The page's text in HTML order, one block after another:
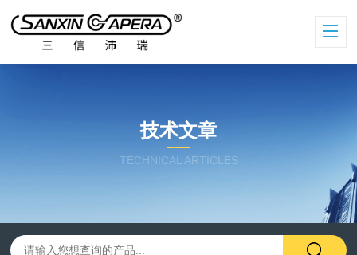
技术文章
TECHNICAL ARTICLES